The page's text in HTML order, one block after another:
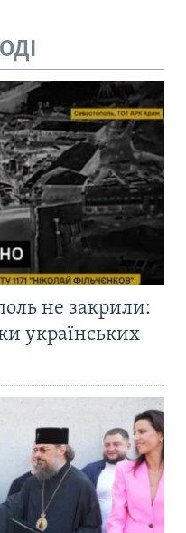
не закрили:
українських